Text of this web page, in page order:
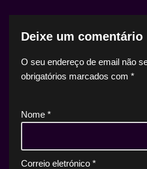
Deixe um comentário
O seu endereço de email não
obrigatórios marcados com *
Nome *
Correio eletrónico *